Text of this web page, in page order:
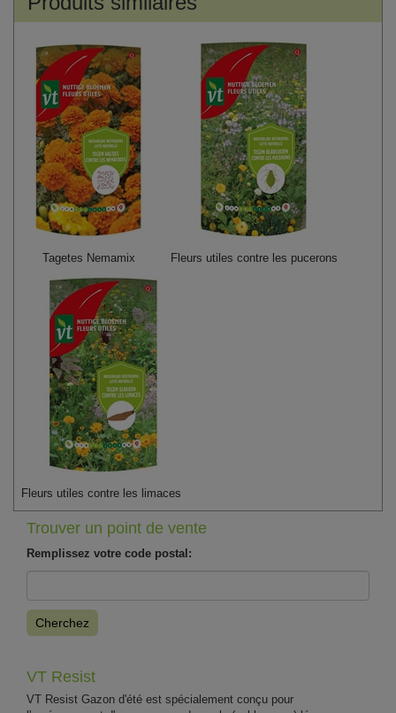
Tagetes Nemamix Fleurs utiles contre les pucerons
Fleurs utiles contre les limaces
Trouver un point de vente
Remplissez votre code postal:
Cherchez
VT Resist
VT Resist Gazon d'été est spécialement conçu pour